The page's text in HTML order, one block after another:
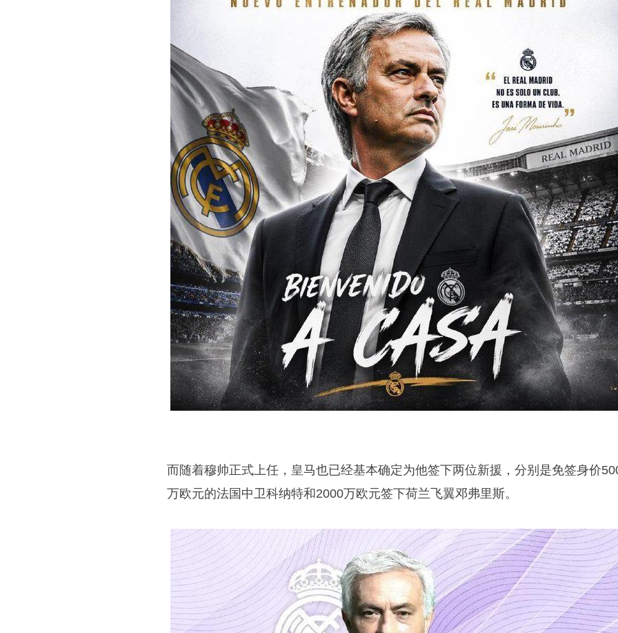
而随着穆帅正式上任，皇马也已经基本确定为他签下两位新援，分别是免签身价
万欧元的法国中卫科纳特和2000万欧元签下荷兰飞翼邓弗里斯。